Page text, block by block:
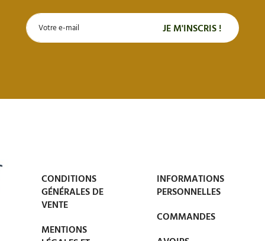
CONDITIONS
GÉNÉRALES DE
VENTE
MENTIONS
INFORMATIONS
PERSONNELLES
COMMANDES